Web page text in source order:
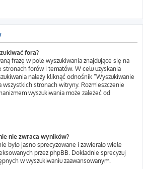
fora?
frazę w pole wyszukiwania znajdujące się na
stronach forów i tematów. W celu uzyskania
należy kliknąć odnośnik “Wyszukiwanie
wszystkich stronach witryny. Rozmieszczenie
wyszukiwania może zależeć od
nie zwraca wyników?
było jasno sprecyzowane i zawierało wiele
przez phpBB. Dokładnie sprecyzuj
w wyszukiwaniu zaawansowanym.